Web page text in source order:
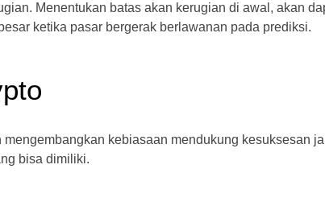
Menentukan batas akan kerugian di awal, akan
ketika pasar bergerak berlawanan pada prediksi.
kebiasaan mendukung kesuksesan
bisa dimiliki.